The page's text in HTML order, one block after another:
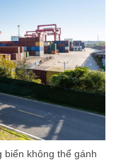
biển không thể gánh